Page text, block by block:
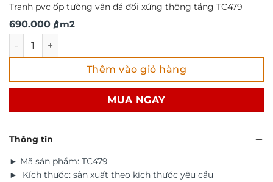
Tranh pvc ốp tường vân đá đối xứng thông tầng TC479
690.000 ₫
/ m2
Tranh pvc ốp tường vân đá đối xứng thông tầng TC479 số
Thêm vào giỏ hàng
MUA NGAY
Thông tin
► Mã sản phẩm: TC479
► Kích thước: sản xuất theo kích thước yêu cầu